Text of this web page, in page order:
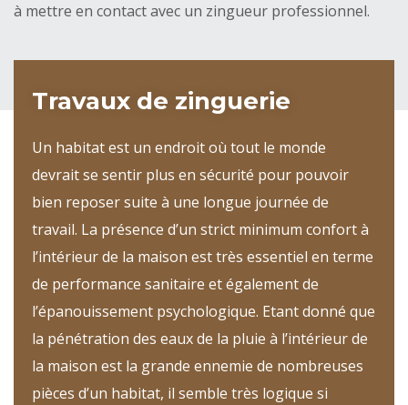
à mettre en contact avec un zingueur professionnel.
Travaux de zinguerie
Un habitat est un endroit où tout le monde
devrait se sentir plus en sécurité pour pouvoir
bien reposer suite à une longue journée de
travail. La présence d’un strict minimum confort à
l’intérieur de la maison est très essentiel en terme
de performance sanitaire et également de
l’épanouissement psychologique. Etant donné que
la pénétration des eaux de la pluie à l’intérieur de
la maison est la grande ennemie de nombreuses
pièces d’un habitat, il semble très logique si